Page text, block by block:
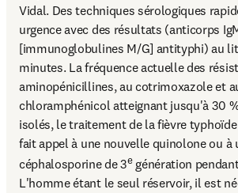
Vidal. Des techniques sérologiques
urgence avec des résultats (anticorps
[immunoglobulines M/G] antityphi) au
minutes. La fréquence actuelle des
aminopénicillines, au cotrimoxazole et
chloramphénicol atteignant jusqu'à 30
isolés, le traitement de la fièvre
fait appel à une nouvelle quinolone ou à
céphalosporine de 3e génération
L'homme étant le seul réservoir, il est